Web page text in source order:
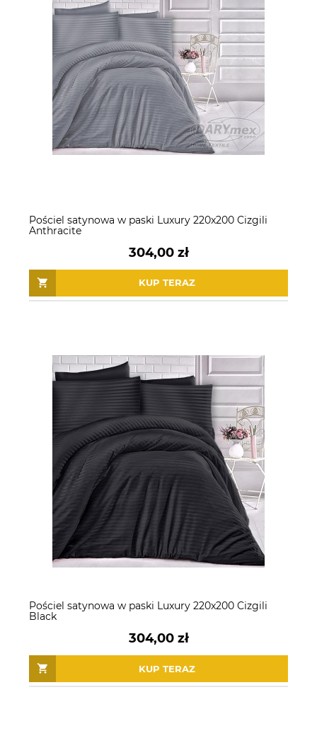
Pościel satynowa w paski Luxury 220x200 Cizgili
Anthracite
304,00 zł
KUP TERAZ
Pościel satynowa w paski Luxury 220x200 Cizgili
Black
304,00 zł
KUP TERAZ